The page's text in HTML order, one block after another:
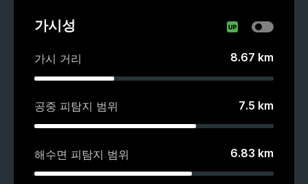
가시성
가시 거리 8.67 km
공중 피탐지 범위 7.5 km
해수면 피탐지 범위 6.83 km